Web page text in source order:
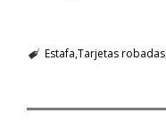
Estafa Tarjetas robadas